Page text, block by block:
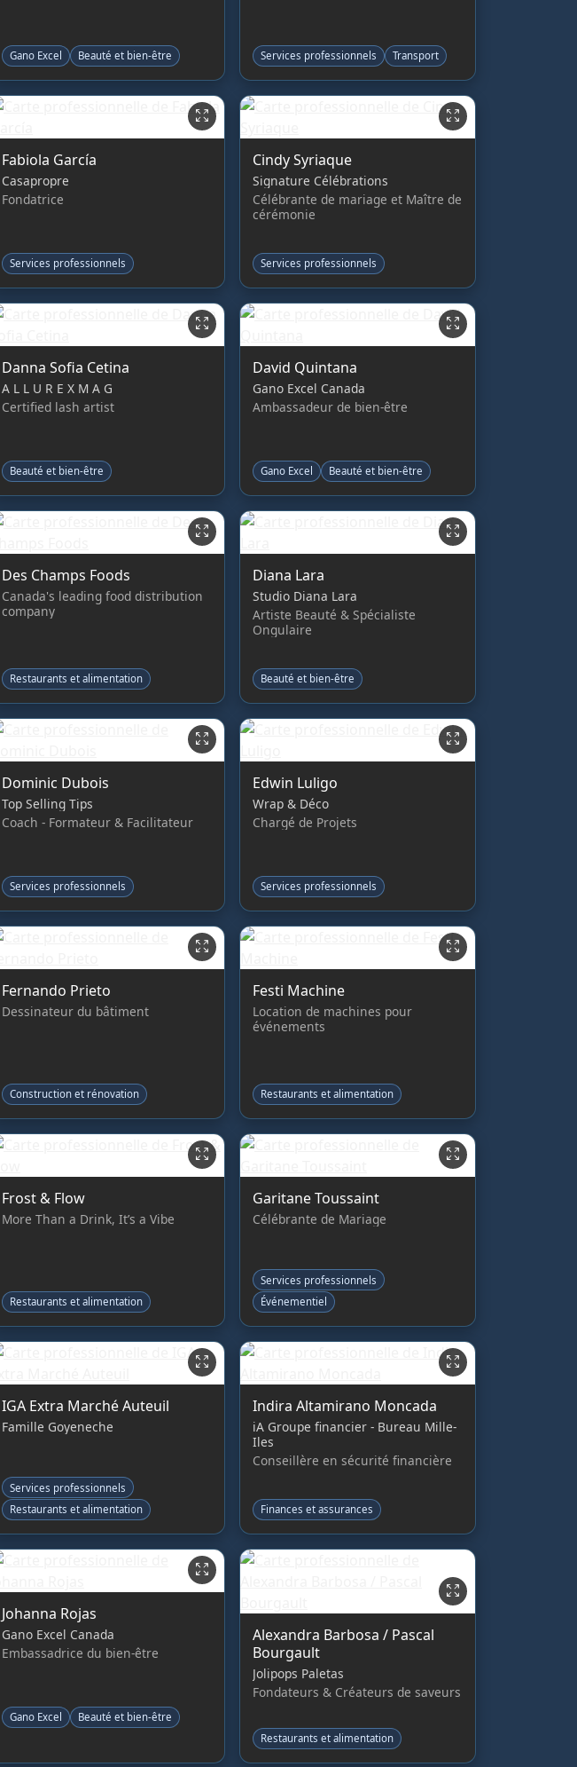
Gano Excel Beauté et bien-être Services professionnels Transport
Fabiola García
Casapropre
Fondatrice
Services professionnels
Cindy Syriaque
Signature Célébrations
Célébrante de mariage et Maître de
cérémonie
Services professionnels
Danna Sofia Cetina
A L L U R E X M A G
Certified lash artist
Beauté et bien-être
David Quintana
Gano Excel Canada
Ambassadeur de bien-être
Gano Excel Beauté et bien-être
Des Champs Foods
Canada's leading food distribution
company
Restaurants et alimentation
Diana Lara
Studio Diana Lara
Artiste Beauté & Spécialiste
Ongulaire
Beauté et bien-être
Dominic Dubois
Top Selling Tips
Coach - Formateur & Facilitateur
Services professionnels
Edwin Luligo
Wrap & Déco
Chargé de Projets
Services professionnels
Fernando Prieto
Dessinateur du bâtiment
Construction et rénovation
Festi Machine
Location de machines pour
événements
Restaurants et alimentation
Frost & Flow
More Than a Drink, It’s a Vibe
Restaurants et alimentation
Garitane Toussaint
Célébrante de Mariage
Services professionnels
Événementiel
IGA Extra Marché Auteuil
Famille Goyeneche
Services professionnels
Restaurants et alimentation
Indira Altamirano Moncada
iA Groupe financier - Bureau Mille-
Iles
Conseillère en sécurité financière
Finances et assurances
Johanna Rojas
Gano Excel Canada
Embassadrice du bien-être
Gano Excel Beauté et bien-être
Alexandra Barbosa / Pascal
Bourgault
Jolipops Paletas
Fondateurs & Créateurs de saveurs
Restaurants et alimentation